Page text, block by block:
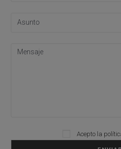
Acepto la